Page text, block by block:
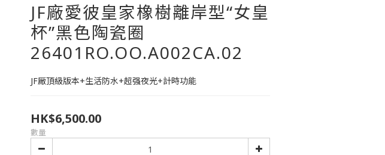
JF廠愛彼皇家橡樹離岸型“女皇
杯”黑色陶瓷圈
26401RO.OO.A002CA.02
JF厰頂級版本+生活防水+超强夜光+計時功能
HK$6,500.00
數量